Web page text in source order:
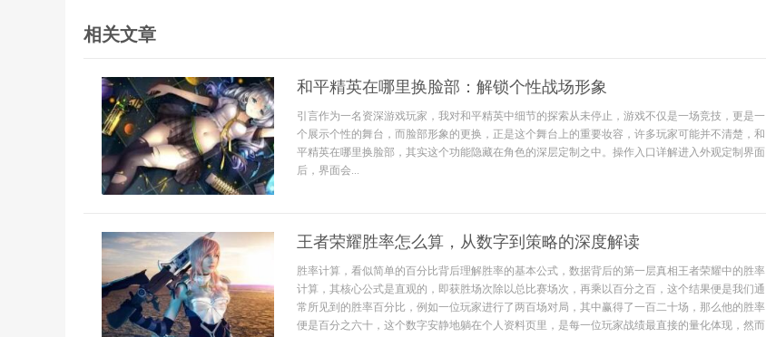
相关文章
和平精英在哪里换脸部：解锁个性战场形象
引言作为一名资深游戏玩家，我对和平精英中细节的探索从未停止，游戏不仅是一场竞技，更是一
个展示个性的舞台，而脸部形象的更换，正是这个舞台上的重要妆容，许多玩家可能并不清楚，和
平精英在哪里换脸部，其实这个功能隐藏在角色的深层定制之中。操作入口详解进入外观定制界面
后，界面会...
王者荣耀胜率怎么算，从数字到策略的深度解读
胜率计算，看似简单的百分比背后理解胜率的基本公式，数据背后的第一层真相王者荣耀中的胜率
计算，其核心公式是直观的，即获胜场次除以总比赛场次，再乘以百分之百，这个结果便是我们通
常所见到的胜率百分比，例如一位玩家进行了两百场对局，其中赢得了一百二十场，那么他的胜率
便是百分之六十，这个数字安静地躺在个人资料页里，是每一位玩家战绩最直接的量化体现，然而